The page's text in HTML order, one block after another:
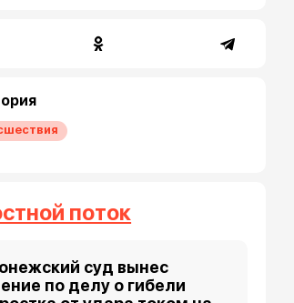
поток
суд вынес
по делу о гибели